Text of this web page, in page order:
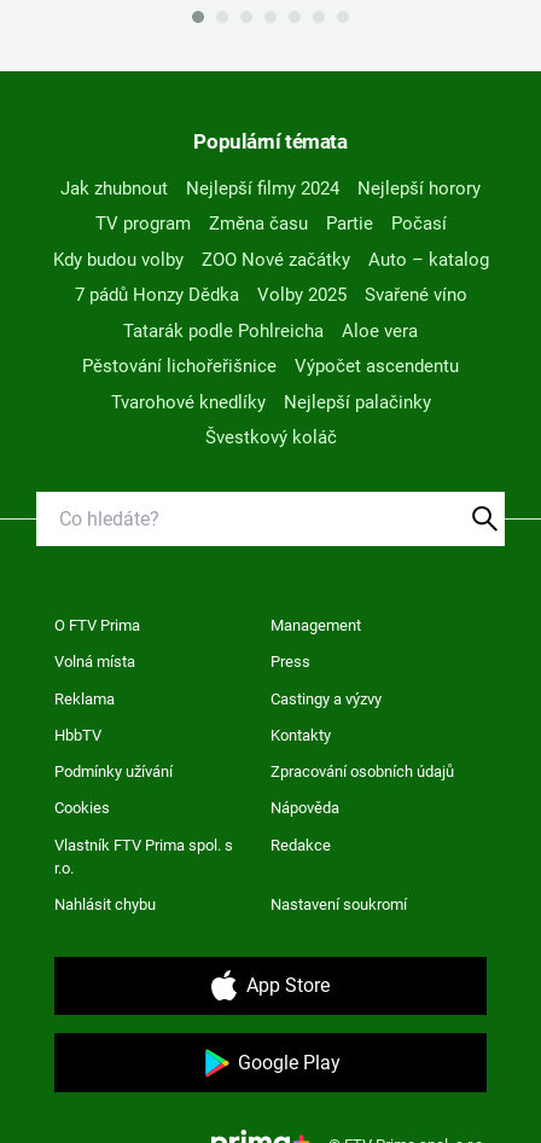
Populární témata
Jak zhubnout Nejlepší filmy 2024
Nejlepší horory
TV program
Změna času Partie
Počasí
Kdy budou volby
ZOO Nové začátky
Auto – katalog
7 pádů Honzy Dědka
Volby 2025
Svařené víno
Tatarák podle Pohlreicha
Aloe vera
Pěstování lichořeřišnice
Výpočet ascendentu
Tvarohové knedlíky
Nejlepší palačinky
Švestkový koláč
O FTV Prima Management
Volná místa Press
Reklama Castingy a výzvy
HbbTV Kontakty
Podmínky užívání Zpracování osobních údajů
Cookies Nápověda
Vlastník FTV Prima spol. s
r.o.
Redakce
Nahlásit chybu Nastavení soukromí
App Store
Google Play